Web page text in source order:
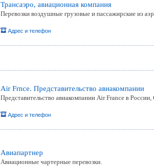
Трансаэро, авиационная компания
Перевозки воздушные грузовые и пассажирские из
Адрес и телефон
Air Frnce. Представительство авиакомпании
Представительство авиакомпании Air France в
Адрес и телефон
Авиапартнер
Авиационные чартерные перевозки.